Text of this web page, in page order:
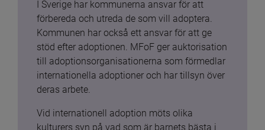
I Sverige har kommunerna ansvar för att
förbereda och utreda de som vill adoptera.
Kommunen har också ett ansvar för att ge
stöd efter adoptionen. MFoF ger auktorisation
till adoptionsorganisationerna som förmedlar
internationella adoptioner och har tillsyn över
deras arbete.
Vid internationell adoption möts olika
kulturers syn på vad som är barnets bästa i